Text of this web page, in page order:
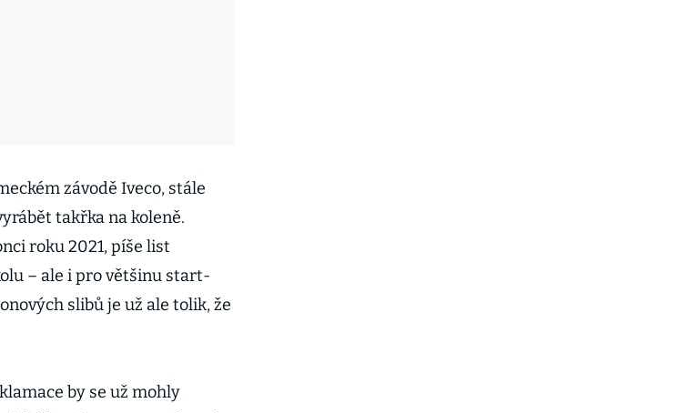
závodě Iveco, stále
takřka na koleně.
roku 2021, píše list
– ale i pro většinu start-
slibů je už ale tolik, že
by se už mohly